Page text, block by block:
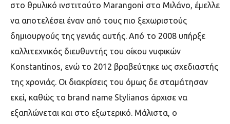
στο θρυλικό ινστιτούτο Marangoni στο Μιλάνο, έμελλε
να αποτελέσει έναν από τους πιο ξεχωριστούς
δημιουργούς της γενιάς αυτής. Από το 2008 υπήρξε
καλλιτεχνικός διευθυντής του οίκου νυφικών
Konstantinos, ενώ το 2012 βραβεύτηκε ως σχεδιαστής
της χρονιάς. Οι διακρίσεις του όμως δε σταμάτησαν
εκεί, καθώς το brand name Stylianos άρχισε να
εξαπλώνεται και στο εξωτερικό. Μάλιστα, ο